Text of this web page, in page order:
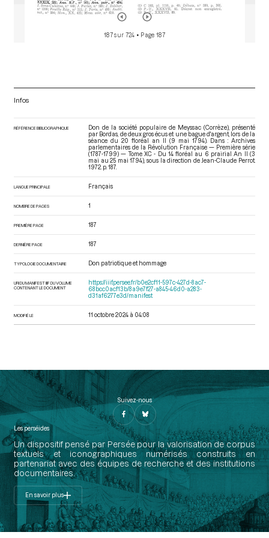
187 sur 724 • Page 187
Infos
RÉFÉRENCE BIBLIOGRAPHIQUE
Don de la société populaire de Meyssac (Corrèze), présenté
par Bordas, de deux gros écus et une bague d'argent, lors de la
séance du 20 floréal an II (9 mai 1794). Dans : Archives
parlementaires de la Révolution Française — Première série
(1787-1799) — Tome XC - Du 14 floréal au 6 prairial An II (3
mai au 25 mai 1794) , sous la direction de Jean-Claude Perrot.
1972. p. 187.
LANGUE PRINCIPALE Français
NOMBRE DE PAGES 1
PREMIÈRE PAGE 187
DERNIÈRE PAGE 187
TYPOLOGIE DOCUMENTAIRE Don patriotique et hommage
URI DU MANIFEST IIIF DU VOLUME
CONTENANT LE DOCUMENT
https://iiif.persee.fr/b0e2cf11-597c-427d-8ac7-
68bcc0acf13b/8a9e7f27-a845-46d0-a283-
d31af6277e3d/manifest
MODIFIÉ LE 11 octobre 2024 à 04:08
Suivez-nous
Les perséides
Un dispositif pensé par Persée pour la valorisation de corpus
textuels et iconographiques numérisés construits en
partenariat avec des équipes de recherche et des institutions
documentaires.
En savoir plus